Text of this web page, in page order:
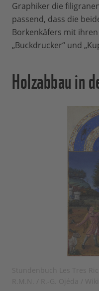
Graphiker die
passend, dass die
Borkenkäfers mit
„Buckdrucker“ und
Holzabbau in